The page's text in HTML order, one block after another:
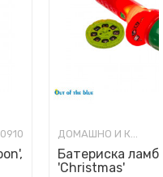
ДОМАШНО И КАНЦЕЛАРИСКО ОСВЕТЛУВАЊЕ
Батериска
'Christmas'